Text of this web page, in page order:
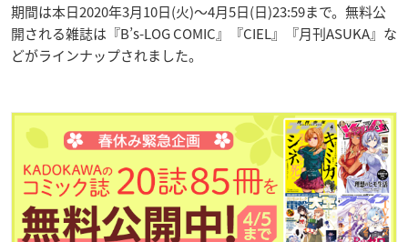
期間は本日2020年3月10日(火)～4月5日(日)23:59まで。無料公
開される雑誌は『B’s-LOG COMIC』『CIEL』『月刊ASUKA』な
どがラインナップされました。